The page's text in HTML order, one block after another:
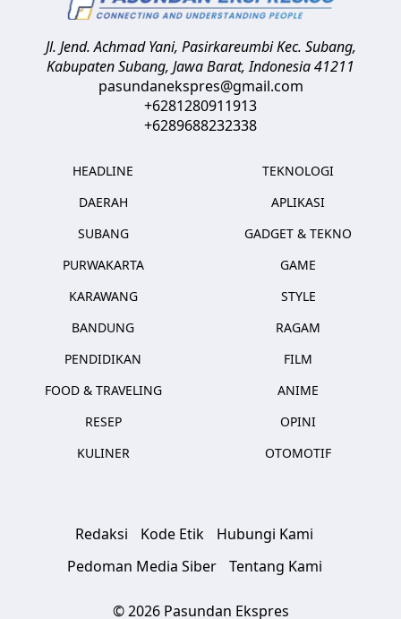
Jl. Jend. Achmad Yani, Pasirkareumbi Kec. Subang,
Kabupaten Subang, Jawa Barat,Indonesia41211
pasundanekspres@gmail.com
+6281280911913
+6289688232338
HEADLINE
DAERAH
SUBANG
PURWAKARTA
KARAWANG
BANDUNG
PENDIDIKAN
FOOD & TRAVELING
RESEP
KULINER
TEKNOLOGI
APLIKASI
GADGET & TEKNO
GAME
STYLE
RAGAM
FILM
ANIME
OPINI
OTOMOTIF
Redaksi Kode Etik
Hubungi Kami
Pedoman Media Siber
Tentang Kami
© 2026 Pasundan Ekspres